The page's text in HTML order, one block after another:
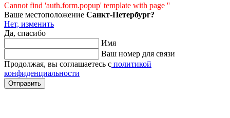
Cannot find 'auth.form.popup' template with page ''
Ваше местоположение Санкт-Петербург?
Нет, изменить
Да, спасибо
Имя
Ваш номер для связи
Продолжая, вы соглашаетесь с политикой
конфиденциальности